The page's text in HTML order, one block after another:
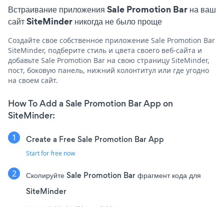
Встраивание приложения Sale Promotion Bar на ваш
сайт SiteMinder никогда не было проще
Создайте свое собственное приложение Sale Promotion Bar
SiteMinder, подберите стиль и цвета своего веб-сайта и
добавьте Sale Promotion Bar на свою страницу SiteMinder,
пост, боковую панель, нижний колонтитул или где угодно
на своем сайт.
How To Add a Sale Promotion Bar App on
SiteMinder:
Create a Free Sale Promotion Bar App
Start for free now
Скопируйте Sale Promotion Bar фрагмент кода для
SiteMinder